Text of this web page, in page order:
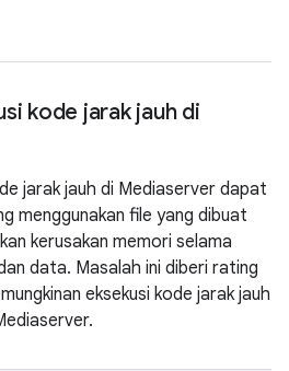
kode jarak jauh di
jarak jauh di Mediaserver dapat
menggunakan file yang dibuat
kerusakan memori selama
data. Masalah ini diberi rating
eksekusi kode jarak jauh